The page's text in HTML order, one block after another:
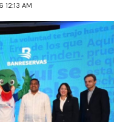
12:13 AM